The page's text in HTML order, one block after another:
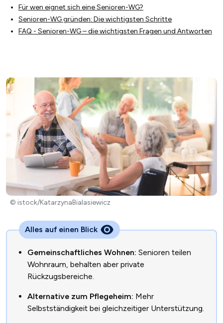
Für wen eignet sich eine Senioren-WG?
Senioren-WG gründen: Die wichtigsten Schritte
FAQ - Senioren-WG – die wichtigsten Fragen und Antworten
© istock/KatarzynaBialasiewicz
Alles auf einen Blick
Gemeinschaftliches Wohnen: Senioren teilen
Wohnraum, behalten aber private
Rückzugsbereiche.
Alternative zum Pflegeheim: Mehr
Selbstständigkeit bei gleichzeitiger Unterstützung.